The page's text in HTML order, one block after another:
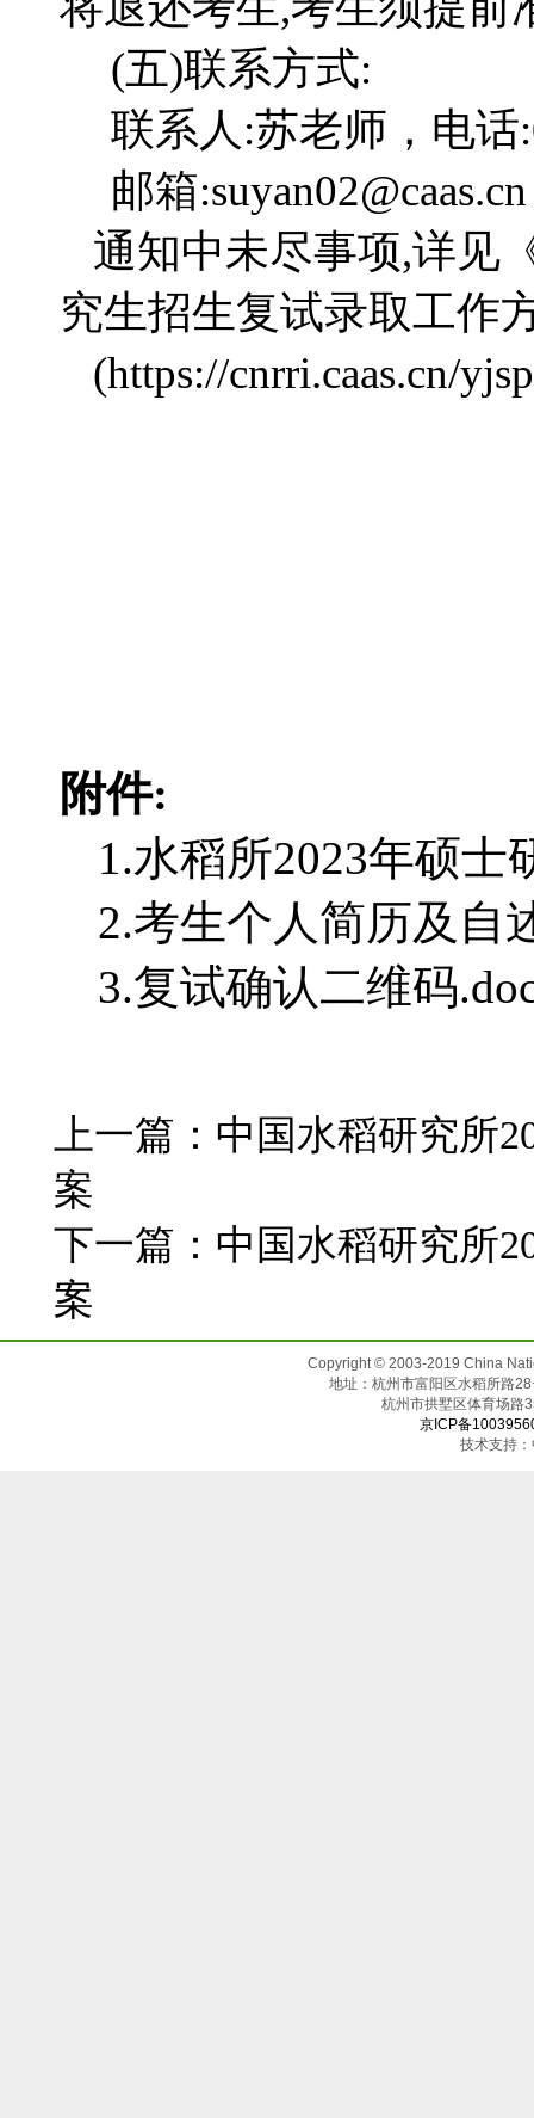
(五)联系方式:
联系人:苏老师，电话
邮箱:suyan02@caas.cn
通知中未尽事项,详见
究生招生复试录取工作
(https://cnrri.caas.cn/
附件:
1.水稻所2023年硕士
2.考生个人简历及自
3.复试确认二维码
上一篇： 中国水稻研究所
案
下一篇： 中国水稻研究所
案
Copyright © 2003-2019 China
地址：杭州市富阳区水稻所路
杭州市拱墅区体
京ICP备
技术支持